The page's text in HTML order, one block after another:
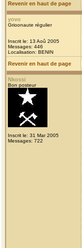
Revenir en haut de page
yovo
Grioonaute régulier
Inscrit le: 13 Aoû 2005
Messages: 446
Localisation: BENIN
Revenir en haut de page
Nkossi
Bon posteur
Inscrit le: 31 Mar 2005
Messages: 722